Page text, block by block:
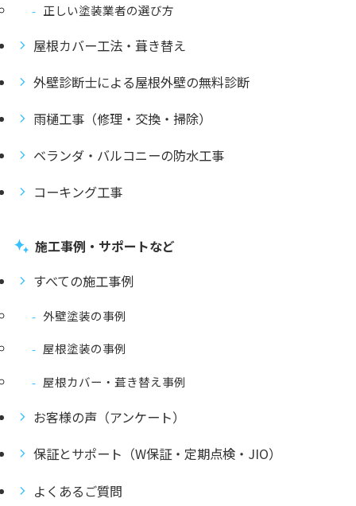
正しい塗装業者の選び方
屋根カバー工法・葺き替え
外壁診断士による屋根外壁の無料診断
雨樋工事（修理・交換・掃除）
ベランダ・バルコニーの防水工事
コーキング工事
施工事例・サポートなど
すべての施工事例
外壁塗装の事例
屋根塗装の事例
屋根カバー・葺き替え事例
お客様の声（アンケート）
保証とサポート（W保証・定期点検・JIO）
よくあるご質問